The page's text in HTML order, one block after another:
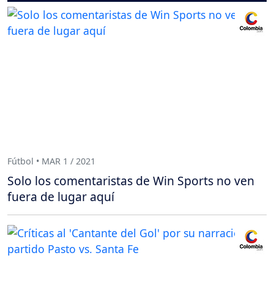
Fútbol • MAR 1 / 2021
Solo los comentaristas de Win Sports no ven
fuera de lugar aquí